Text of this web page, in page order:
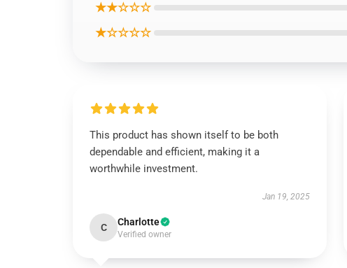
★★☆☆☆
★☆☆☆☆
This product has shown itself to be both
dependable and efficient, making it a
worthwhile investment.
Jan 19, 2025
C Charlotte
Verified owner